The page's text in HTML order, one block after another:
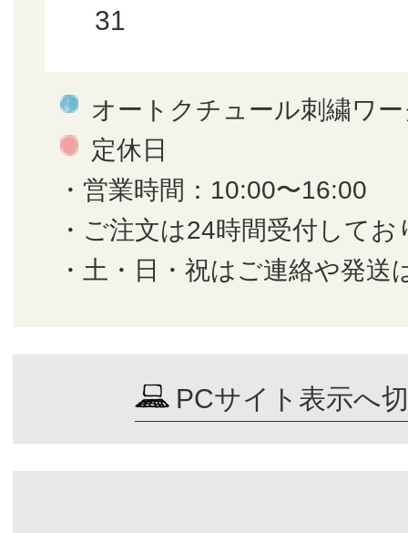
31
オートクチュール刺繍ワ
定休日
・営業時間：10:00〜16:00
・ご注文は24時間受付してお
・土・日・祝はご連絡や発送
PCサイト表示へ